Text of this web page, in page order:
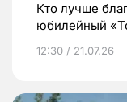
Кто лучше
юбилейный
12:30 / 21.07.26